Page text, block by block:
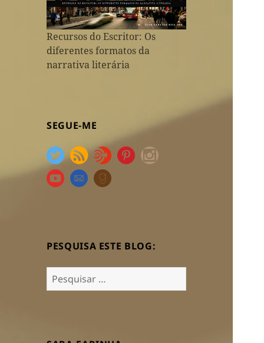
Recursos do Escritor: Os
diferentes formatos da
narrativa literária
SEGUE-ME
PESQUISA ESTE BLOG:
Pesquisar
por: